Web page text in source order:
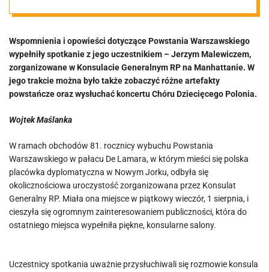
Wspomnienia i opowieści dotyczące Powstania Warszawskiego
wypełniły spotkanie z jego uczestnikiem – Jerzym Malewiczem,
zorganizowane w Konsulacie Generalnym RP na Manhattanie. W
jego trakcie można było także zobaczyć różne artefakty
powstańcze oraz wysłuchać koncertu Chóru Dziecięcego Polonia.
Wojtek Maślanka
W ramach obchodów 81. rocznicy wybuchu Powstania
Warszawskiego w pałacu De Lamara, w którym mieści się polska
placówka dyplomatyczna w Nowym Jorku, odbyła się
okolicznościowa uroczystość zorganizowana przez Konsulat
Generalny RP. Miała ona miejsce w piątkowy wieczór, 1 sierpnia, i
cieszyła się ogromnym zainteresowaniem publiczności, która do
ostatniego miejsca wypełniła piękne, konsularne salony.
Uczestnicy spotkania uważnie przysłuchiwali się rozmowie konsula